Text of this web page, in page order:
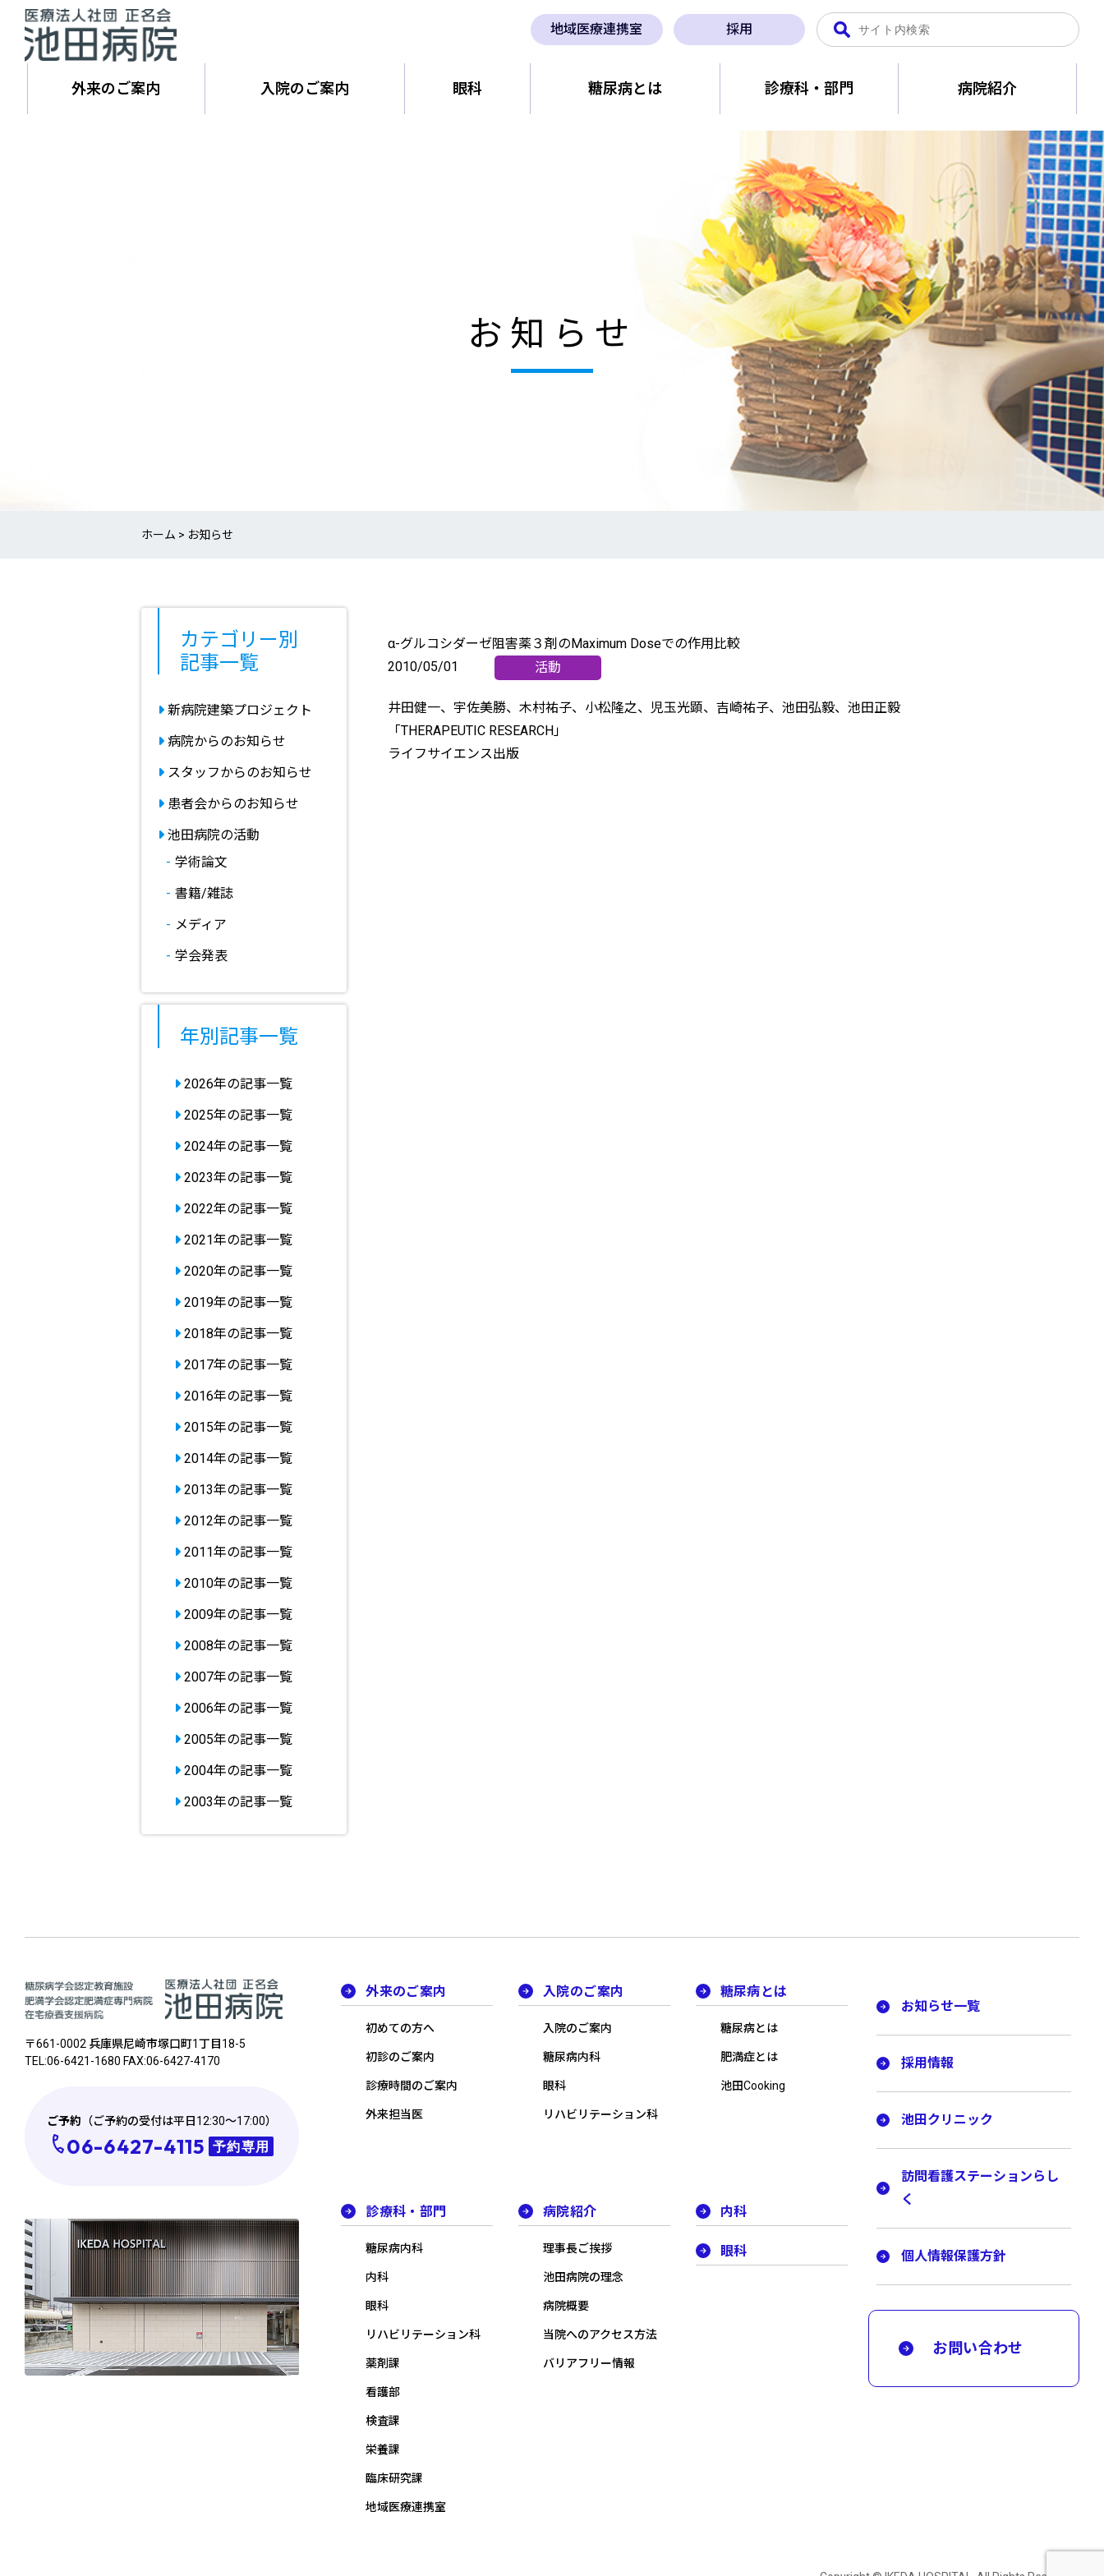
地域医療連携室 採用
外来のご案内 入院のご案内 眼科 糖尿病とは 診療科・部門 病院紹介
お知らせ
ホーム お知らせ
カテゴリー別
記事一覧
新病院建築プロジェクト
病院からのお知らせ
スタッフからのお知らせ
患者会からのお知らせ
池田病院の活動
学術論文
書籍/雑誌
メディア
学会発表
年別記事一覧
2026年の記事一覧
2025年の記事一覧
2024年の記事一覧
2023年の記事一覧
2022年の記事一覧
2021年の記事一覧
2020年の記事一覧
2019年の記事一覧
2018年の記事一覧
2017年の記事一覧
2016年の記事一覧
2015年の記事一覧
2014年の記事一覧
2013年の記事一覧
2012年の記事一覧
2011年の記事一覧
2010年の記事一覧
2009年の記事一覧
2008年の記事一覧
2007年の記事一覧
2006年の記事一覧
2005年の記事一覧
2004年の記事一覧
2003年の記事一覧
α-グルコシダーゼ阻害薬３剤のMaximum Doseでの作用比較
2010/05/01
井田健一、宇佐美勝、木村祐子、小松隆之、児玉光顕、吉崎祐子、池田弘毅、池田正毅
「THERAPEUTIC RESEARCH」
ライフサイエンス出版
〒661-0002 兵庫県尼崎市塚⼝町1丁⽬18-5
TEL:06-6421-1680 FAX:06-6427-4170
ご予約 （ご予約の受付は平日12:30～17:00）
06-6427-4115 予約専用
外来のご案内
初めての方へ
初診のご案内
診療時間のご案内
外来担当医
入院のご案内
入院のご案内
糖尿病内科
眼科
リハビリテーション科
糖尿病とは
糖尿病とは
肥満症とは
池田Cooking
診療科・部門
糖尿病内科
内科
眼科
リハビリテーション科
薬剤課
看護部
検査課
栄養課
臨床研究課
地域医療連携室
病院紹介
理事長ご挨拶
池田病院の理念
病院概要
当院へのアクセス方法
バリアフリー情報
内科
眼科
お知らせ一覧
採用情報
池田クリニック
訪問看護ステーションらし
く
個人情報保護方針
お問い合わせ